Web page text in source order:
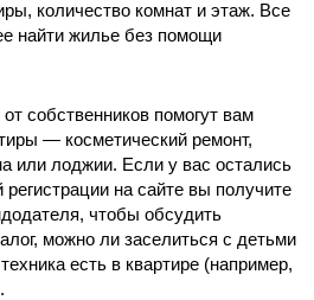
количество комнат и этаж. Все
найти жилье без помощи
собственников помогут вам
— косметический ремонт,
или лоджии. Если у вас остались
на сайте вы получите
чтобы обсудить
можно ли заселиться с детьми
есть в квартире (например,